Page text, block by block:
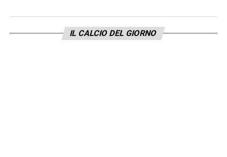
LA PLAYLIST DELLE NOSTRE TOP NEWS
IL CALCIO DEL GIORNO